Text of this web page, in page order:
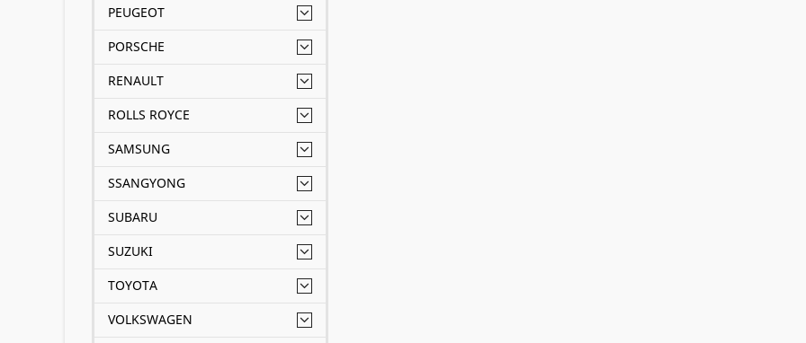
PEUGEOT
PORSCHE
RENAULT
ROLLS ROYCE
SAMSUNG
SSANGYONG
SUBARU
SUZUKI
TOYOTA
VOLKSWAGEN